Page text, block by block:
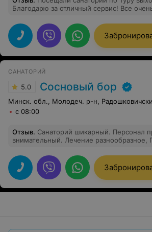
Благодарю за отличный сервис! Все
Посетили СПА с басейном - релакс
Думаем устроить себе отдых у вас еще
САНАТОРИЙ
5.0 Сосновый бор
с 08:00
Отзыв. Санаторий шикарный. Персонал
внимательный. Лечение разнообразное,
шикарные. Культурная программа
тоже интересная, экскурсии, концерты,
многое другое. СПА- комплекс выше